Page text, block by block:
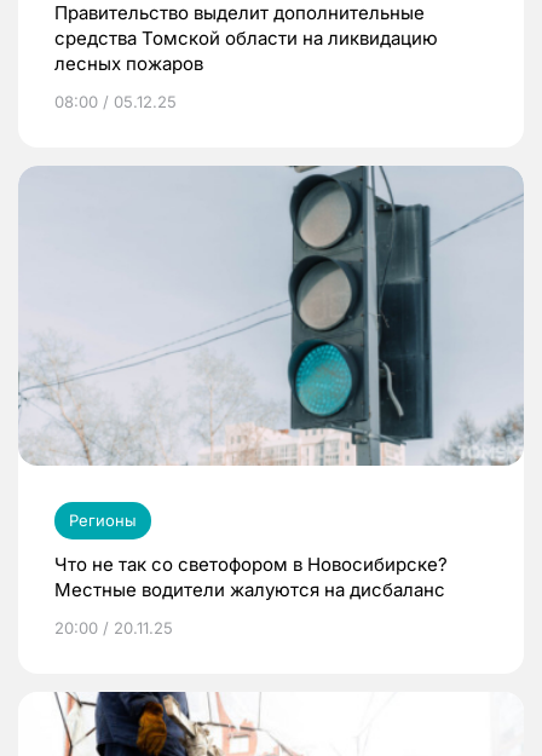
Правительство выделит дополнительные
средства Томской области на ликвидацию
лесных пожаров
08:00 / 05.12.25
Регионы
Что не так со светофором в Новосибирске?
Местные водители жалуются на дисбаланс
20:00 / 20.11.25